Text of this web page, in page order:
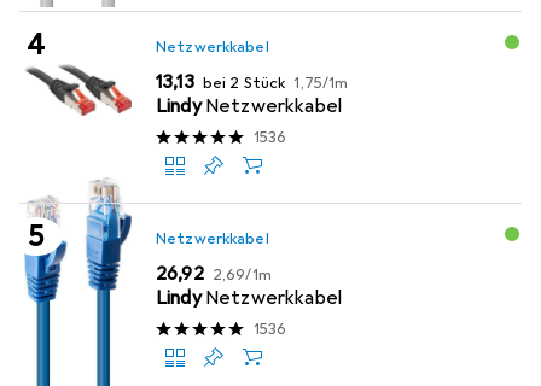
Netzwerkkabel
EUR
13,13 bei 2 Stück EUR
1,75/1m
Lindy Netzwerkkabel
1536
Netzwerkkabel
EUR
26,92 EUR
2,69/1m
Lindy Netzwerkkabel
1536